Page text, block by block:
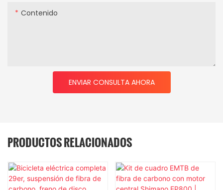
Contenido
ENVIAR CONSULTA AHORA
PRODUCTOS RELACIONADOS